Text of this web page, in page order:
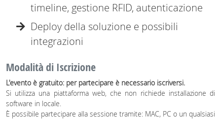
timeline, gestione RFID, autenticazione
Deploy della soluzione e possibili
integrazioni
Modalità di Iscrizione
L'evento è gratuito: per partecipare è necessario iscriversi.
Si utilizza una piattaforma web, che non richiede installazione di
software in locale.
È possibile partecipare alla sessione tramite: MAC, PC o un qualsiasi